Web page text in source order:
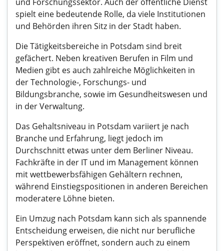
spielt eine bedeutende Rolle, da viele Institutionen
und Behörden ihren Sitz in der Stadt haben.
Die Tätigkeitsbereiche in Potsdam sind breit
gefächert. Neben kreativen Berufen in Film und
Medien gibt es auch zahlreiche Möglichkeiten in
der Technologie-, Forschungs- und
Bildungsbranche, sowie im Gesundheitswesen und
in der Verwaltung.
Das Gehaltsniveau in Potsdam variiert je nach
Branche und Erfahrung, liegt jedoch im
Durchschnitt etwas unter dem Berliner Niveau.
Fachkräfte in der IT und im Management können
mit wettbewerbsfähigen Gehältern rechnen,
während Einstiegspositionen in anderen Bereichen
moderatere Löhne bieten.
Ein Umzug nach Potsdam kann sich als spannende
Entscheidung erweisen, die nicht nur berufliche
Perspektiven eröffnet, sondern auch zu einem